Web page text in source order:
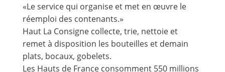
«Le service qui organise et met en œuvre le
réemploi des contenants.»
Haut La Consigne collecte, trie, nettoie et
remet à disposition les bouteilles et demain
plats, bocaux, gobelets.
Les Hauts de France consomment 550 millions